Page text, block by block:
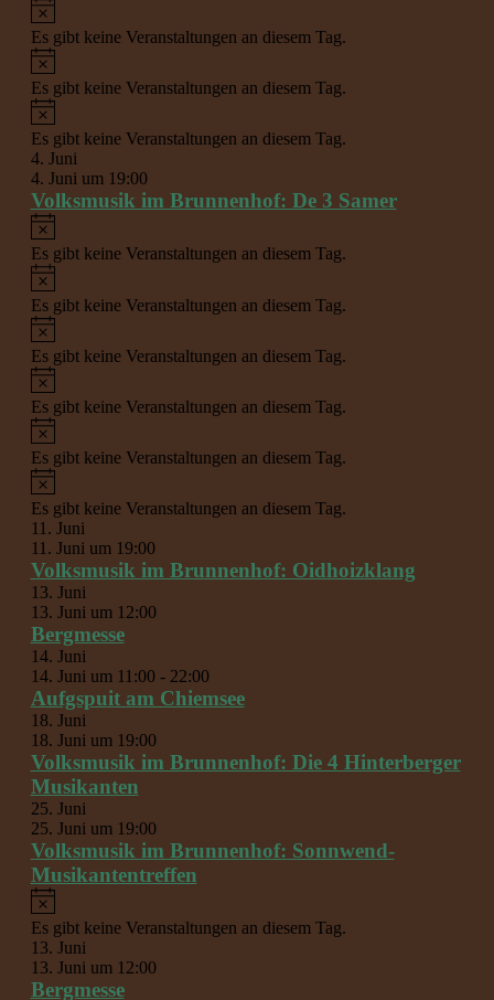
Hinweis
Es gibt keine Veranstaltungen an diesem Tag.
Hinweis
Es gibt keine Veranstaltungen an diesem Tag.
Hinweis
Es gibt keine Veranstaltungen an diesem Tag.
4. Juni
4. Juni um 19:00
Volksmusik im Brunnenhof: De 3 Samer
Hinweis
Es gibt keine Veranstaltungen an diesem Tag.
Hinweis
Es gibt keine Veranstaltungen an diesem Tag.
Hinweis
Es gibt keine Veranstaltungen an diesem Tag.
Hinweis
Es gibt keine Veranstaltungen an diesem Tag.
Hinweis
Es gibt keine Veranstaltungen an diesem Tag.
Hinweis
Es gibt keine Veranstaltungen an diesem Tag.
11. Juni
11. Juni um 19:00
Volksmusik im Brunnenhof: Oidhoizklang
13. Juni
13. Juni um 12:00
Bergmesse
14. Juni
14. Juni um 11:00- 22:00
Aufgspuit am Chiemsee
18. Juni
18. Juni um 19:00
Volksmusik im Brunnenhof: Die 4 Hinterberger
Musikanten
25. Juni
25. Juni um 19:00
Volksmusik im Brunnenhof: Sonnwend-
Musikantentreffen
Hinweis
Es gibt keine Veranstaltungen an diesem Tag.
13. Juni
13. Juni um 12:00
Bergmesse